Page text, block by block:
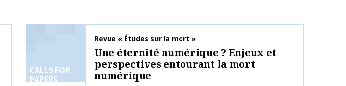
CALLS FOR
PAPERS
Publication name
Revue « Études sur la mort »
Une éternité numérique ? Enjeux et
perspectives entourant la mort
numérique